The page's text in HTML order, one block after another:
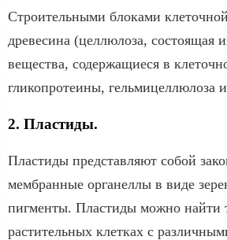
Строительными блоками
древесина (целлюлоза, состоящая
вещества, содержащиеся в
гликопротеины, гельмицеллюлоза
2. Пластиды.
Пластиды представляют собой
мембранные органеллы в виде
пигменты. Пластиды можно найти
растительных клетках с